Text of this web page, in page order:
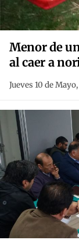
Menor de
al caer a
Jueves 10 de